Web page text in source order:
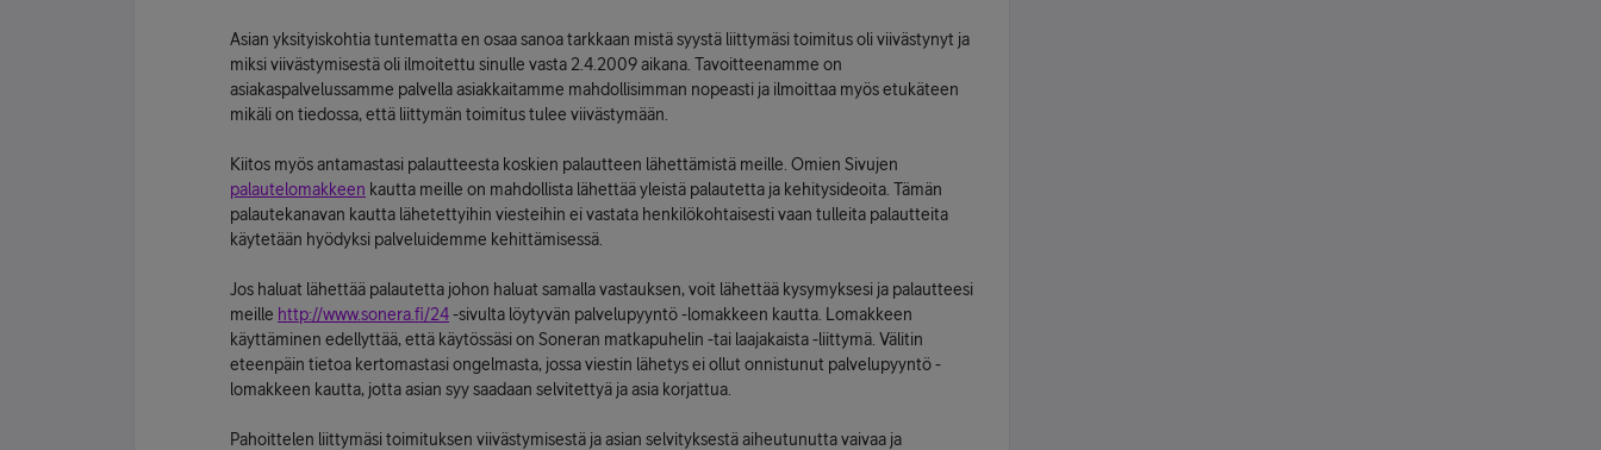
Asian yksityiskohtia tuntematta en osaa sanoa tarkkaan mistä syystä liittymäsi toimitus oli viivästynyt ja
miksi viivästymisestä oli ilmoitettu sinulle vasta 2.4.2009 aikana. Tavoitteenamme on
asiakaspalvelussamme palvella asiakkaitamme mahdollisimman nopeasti ja ilmoittaa myös etukäteen
mikäli on tiedossa, että liittymän toimitus tulee viivästymään.
Kiitos myös antamastasi palautteesta koskien palautteen lähettämistä meille. Omien Sivujen
palautelomakkeen kautta meille on mahdollista lähettää yleistä palautetta ja kehitysideoita. Tämän
palautekanavan kautta lähetettyihin viesteihin ei vastata henkilökohtaisesti vaan tulleita palautteita
käytetään hyödyksi palveluidemme kehittämisessä.
Jos haluat lähettää palautetta johon haluat samalla vastauksen, voit lähettää kysymyksesi ja palautteesi
meille http://www.sonera.fi/24-sivulta löytyvän palvelupyyntö -lomakkeen kautta. Lomakkeen
käyttäminen edellyttää, että käytössäsi on Soneran matkapuhelin -tai laajakaista -liittymä. Välitin
eteenpäin tietoa kertomastasi ongelmasta, jossa viestin lähetys ei ollut onnistunut palvelupyyntö -
lomakkeen kautta, jotta asian syy saadaan selvitettyä ja asia korjattua.
Pahoittelen liittymäsi toimituksen viivästymisestä ja asian selvityksestä aiheutunutta vaivaa ja